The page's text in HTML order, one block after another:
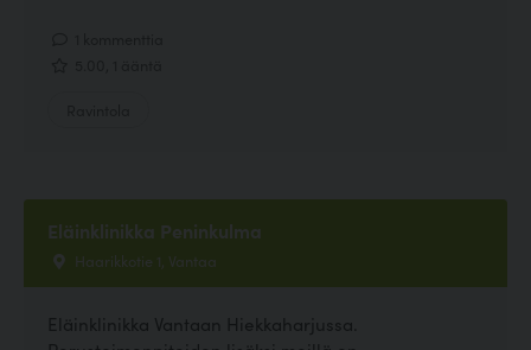
Eläinklinikka Peninkulma
Haarikkotie 1, Vantaa
Eläinklinikka Vantaan Hiekkaharjussa.